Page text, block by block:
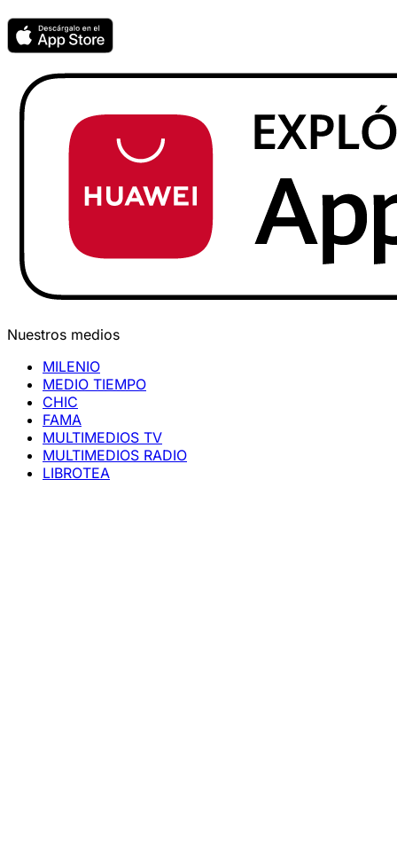
Nuestros medios
MILENIO
MEDIO TIEMPO
CHIC
FAMA
MULTIMEDIOS TV
MULTIMEDIOS RADIO
LIBROTEA